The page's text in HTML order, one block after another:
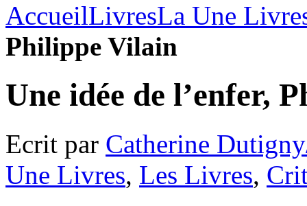
AccueilLivresLa Une
Philippe Vilain
Une idée de l’enfer,
Ecrit par Catherine
Une Livres, Les Livres,